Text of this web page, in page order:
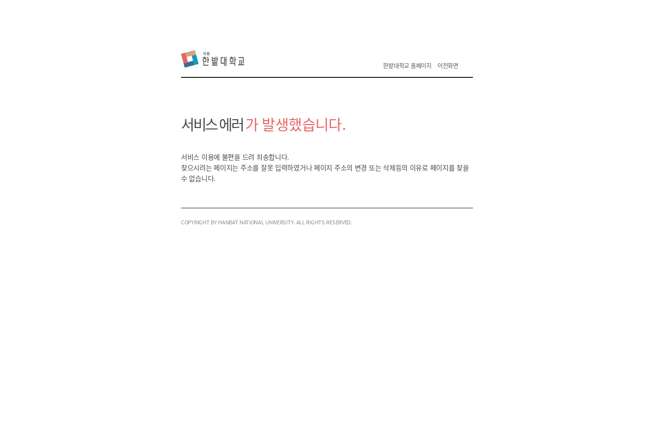
서비스 에러가 발생했습니다.
서비스 이용에 불편을 드려 죄송합니다.
찾으시려는 페이지는 주소를 잘못 입력하였거나 페이지 주소의 변경 또는 삭제등의 이유로 페이지를 찾을
수 없습니다.
한밭대학교 홈페이지 이전화면
COPYRIGHT BY HANBAT NATIONAL UNIVERSITY. ALL RIGHTS RESERVED.